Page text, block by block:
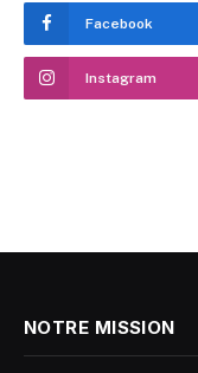
Facebook
Instagram
NOTRE MISSION